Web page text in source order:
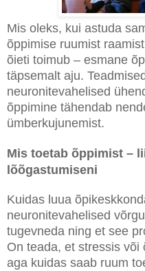
Mis oleks, kui astuda
õppimise ruumist
õieti toimub – esmane
täpsemalt aju.
neuronitevahelised
õppimine tähendab
ümberkujunemist.
Mis toetab õppimist –
lõõgastumiseni
Kuidas luua
neuronitevahelised
tugevneda ning et see
On teada, et stressis või
aga kuidas saab ruum